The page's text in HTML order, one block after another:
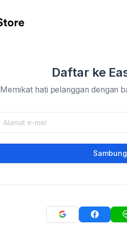
Daftar ke
Memikat hati pelanggan dengan
Sambung